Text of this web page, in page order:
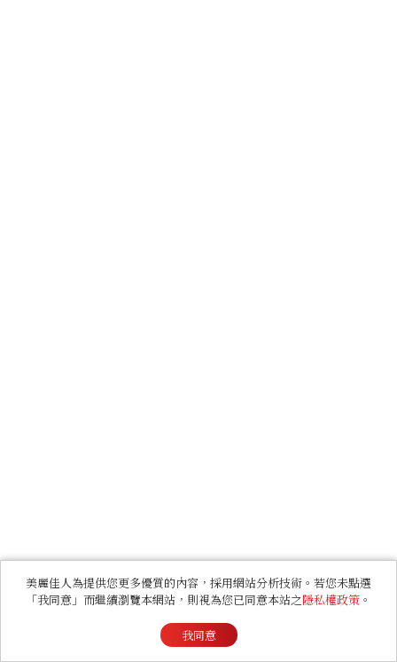
美麗佳人為提供您更多優質的內容，採用網站分析技術。若您未點選
「我同意」而繼續瀏覽本網站，則視為您已同意本站之隱私權政策 。
我同意